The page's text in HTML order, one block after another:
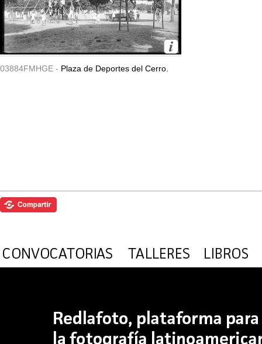
03884FMHGE - Plaza de Deportes del Cerro.